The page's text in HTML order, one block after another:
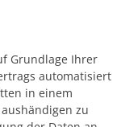
Grundlage Ihrer
automatisiert
in einem
zu